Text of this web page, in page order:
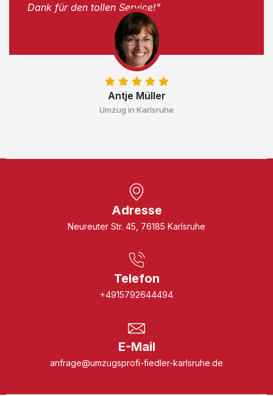
Antje Müller
Umzug in Karlsruhe
Dank für den tollen Service!"
Adresse
Neureuter Str. 45, 76185 Karlsruhe
Telefon
+4915792644494
E-Mail
anfrage@umzugsprofi-fiedler-karlsruhe.de